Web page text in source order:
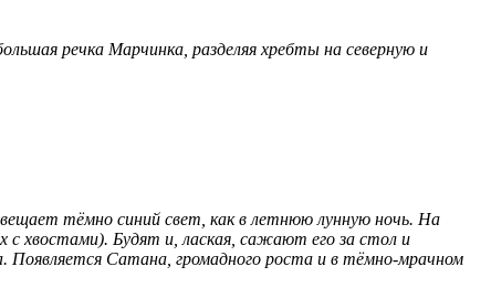
речка Марчинка, разделяя хребты на северную и
тёмно синий свет, как в летнюю лунную ночь. На
хвостами). Будят и, лаская, сажают его за стол и
Появляется Сатана, громадного роста и в тёмно-мрачном